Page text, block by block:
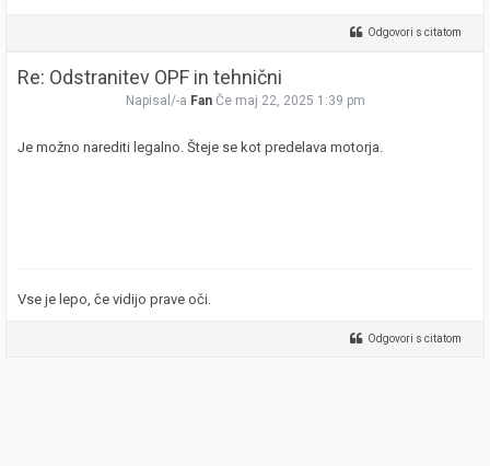
Odgovori s citatom
Re: Odstranitev OPF in tehnični
Napisal/-a Fan Če maj 22, 2025 1:39 pm
Je možno narediti legalno. Šteje se kot predelava motorja.
Vse je lepo, če vidijo prave oči.
Odgovori s citatom